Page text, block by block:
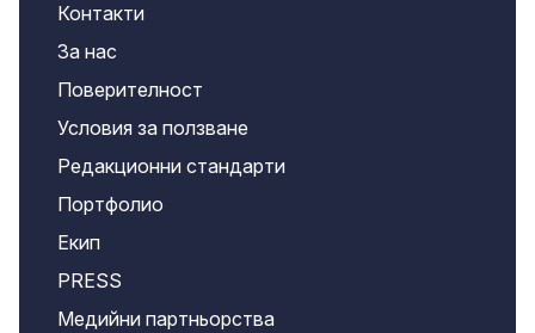
Контакти
За нас
Поверителност
Условия за ползване
Редакционни стандарти
Портфолио
Екип
PRESS
Медийни партньорства